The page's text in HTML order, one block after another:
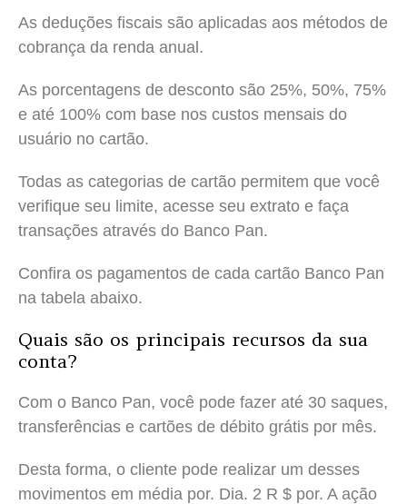
As deduções fiscais são aplicadas aos métodos de
cobrança da renda anual.
As porcentagens de desconto são 25%, 50%, 75%
e até 100% com base nos custos mensais do
usuário no cartão.
Todas as categorias de cartão permitem que você
verifique seu limite, acesse seu extrato e faça
transações através do Banco Pan.
Confira os pagamentos de cada cartão Banco Pan
na tabela abaixo.
Quais são os principais recursos da sua
conta?
Com o Banco Pan, você pode fazer até 30 saques,
transferências e cartões de débito grátis por mês.
Desta forma, o cliente pode realizar um desses
movimentos em média por. Dia. 2 R $ por. A ação